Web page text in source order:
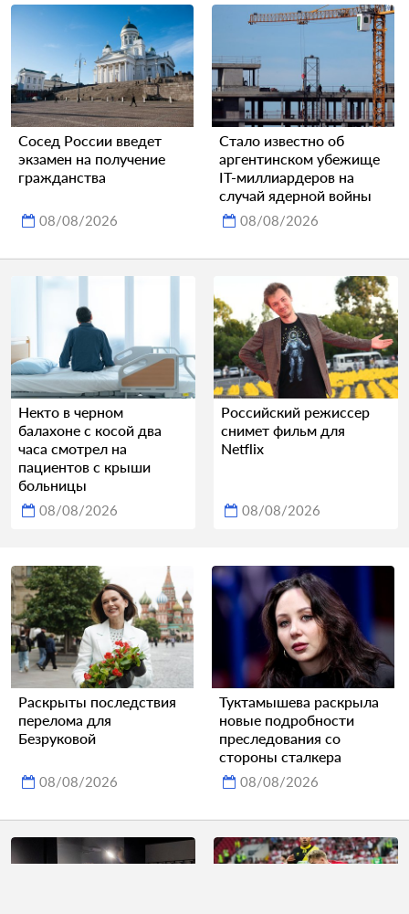
Сосед России введет
экзамен на получение
гражданства
08/08/2026
Стало известно об
аргентинском убежище
IT-миллиардеров на
случай ядерной войны
08/08/2026
Некто в черном
балахоне с косой два
часа смотрел на
пациентов с крыши
больницы
08/08/2026
Российский режиссер
снимет фильм для
Netflix
08/08/2026
Раскрыты последствия
перелома для
Безруковой
08/08/2026
Туктамышева раскрыла
новые подробности
преследования со
стороны сталкера
08/08/2026